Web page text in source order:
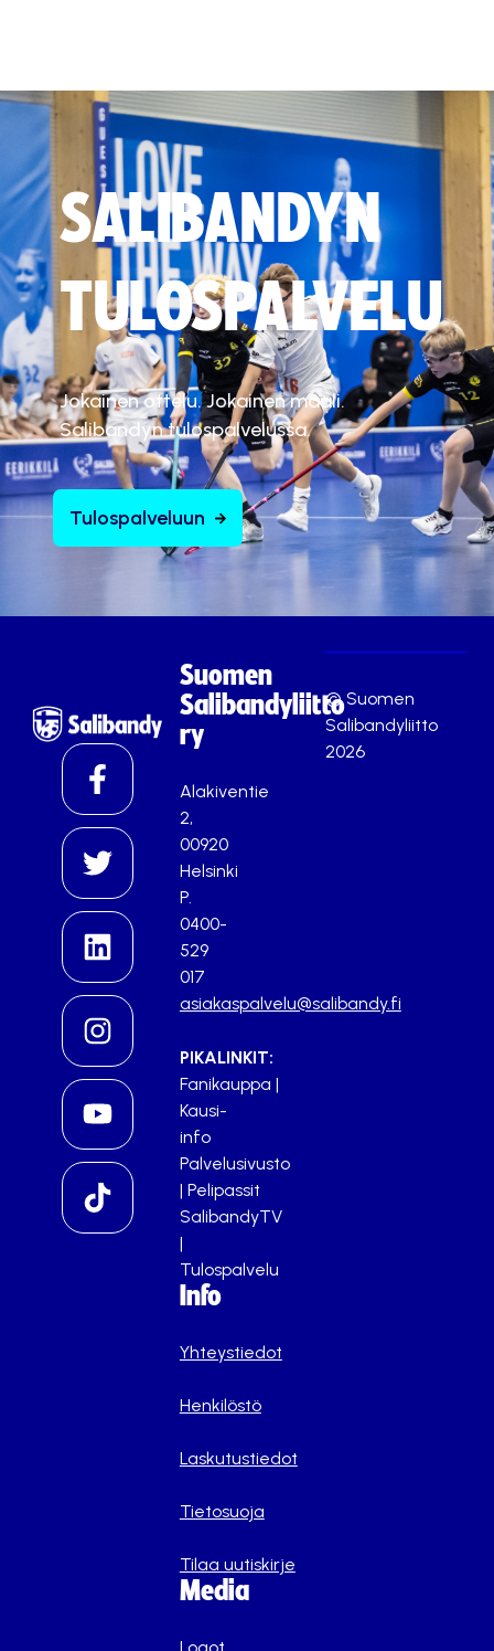
SALIBANDYN
TULOSPALVELU
Jokainen ottelu. Jokainen maali.
Salibandyn tulospalvelussa.
Tulospalveluun
Suomen
Salibandyliitto
ry
Alakiventie
2,
00920
Helsinki
P.
0400-
529
017
asiakaspalvelu@salibandy.fi
PIKALINKIT:
Fanikauppa |
Kausi-
info
Palvelusivusto
| Pelipassit
SalibandyTV
|
Tulospalvelu
Info
Yhteystiedot
Henkilöstö
Laskutustiedot
Tietosuoja
Tilaa uutiskirje
Media
© Suomen
Salibandyliitto
2026